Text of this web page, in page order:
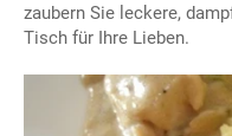
zaubern Sie leckere,
Tisch für Ihre Lieben.